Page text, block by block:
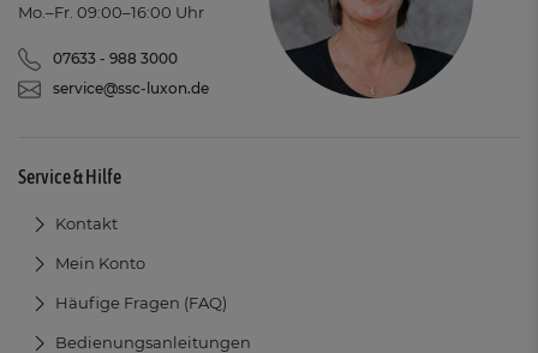
Mo.–Fr. 09:00–16:00 Uhr
07633 - 988 3000
service@ssc-luxon.de
Service & Hilfe
Kontakt
Mein Konto
Häufige Fragen (FAQ)
Bedienungsanleitungen